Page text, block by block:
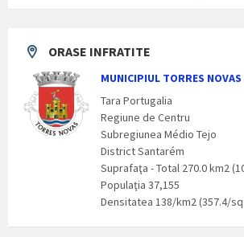
ORASE INFRATITE
MUNICIPIUL TORRES NOVAS
Tara Portugalia
Regiune de Centru
Subregiunea Médio Tejo
District Santarém
Suprafaţa - Total 270.0 km2
Populaţia 37,155
Densitatea 138/km2 (357.4/